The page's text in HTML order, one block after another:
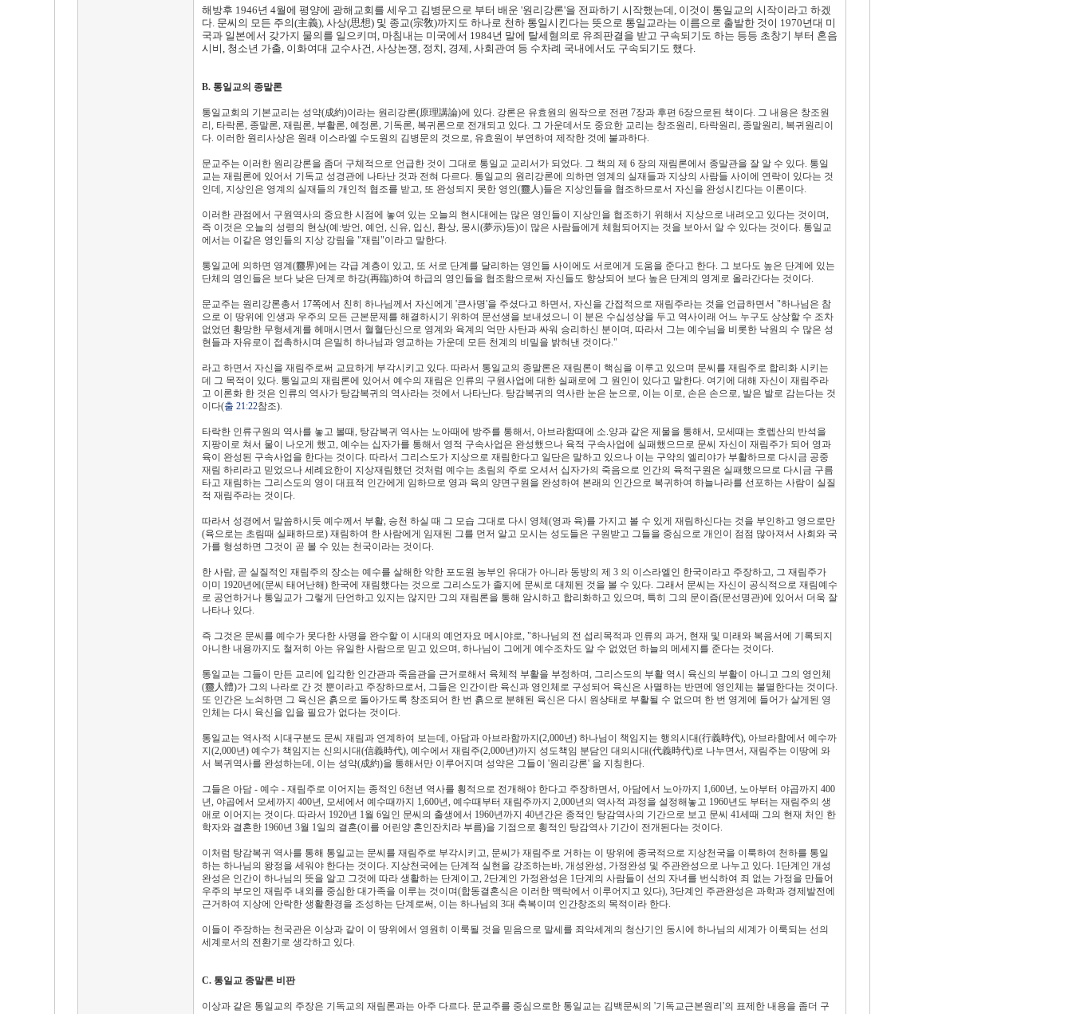
해방후 1946년 4월에 평양에 광해교회를 세우고 김병문으로 부터 배운 '원리강론'을 전파하기 시작했는데, 이것이 통일교의 시작이라고 하겠
다. 문씨의 모든 주의(主義), 사상(思想) 및 종교(宗敎)까지도 하나로 천하 통일시킨다는 뜻으로 통일교라는 이름으로 출발한 것이 1970년대 미
국과 일본에서 갖가지 물의를 일으키며, 마침내는 미국에서 1984년 말에 탈세혐의로 유죄판결을 받고 구속되기도 하는 등등 초창기 부터 혼음
시비, 청소년 가출, 이화여대 교수사건, 사상논쟁, 정치, 경제, 사회관여 등 수차례 국내에서도 구속되기도 했다.
B. 통일교의 종말론
통일교회의 기본교리는 성약(成約)이라는 원리강론(原理講論)에 있다. 강론은 유효원의 원작으로 전편 7장과 후편 6장으로된 책이다. 그 내용은 창조원
리, 타락론, 종말론, 재림론, 부활론, 예정론, 기독론, 복귀론으로 전개되고 있다. 그 가운데서도 중요한 교리는 창조원리, 타락원리, 종말원리, 복귀원리이
다. 이러한 원리사상은 원래 이스라엘 수도원의 김병문의 것으로, 유효원이 부연하여 제작한 것에 불과하다.
문교주는 이러한 원리강론을 좀더 구체적으로 언급한 것이 그대로 통일교 교리서가 되었다. 그 책의 제 6 장의 재림론에서 종말관을 잘 알 수 있다. 통일
교는 재림론에 있어서 기독교 성경관에 나타난 것과 전혀 다르다. 통일교의 원리강론에 의하면 영계의 실재들과 지상의 사람들 사이에 연락이 있다는 것
인데, 지상인은 영계의 실재들의 개인적 협조를 받고, 또 완성되지 못한 영인(靈人)들은 지상인들을 협조하므로서 자신을 완성시킨다는 이론이다.
이러한 관점에서 구원역사의 중요한 시점에 놓여 있는 오늘의 현시대에는 많은 영인들이 지상인을 협조하기 위해서 지상으로 내려오고 있다는 것이며,
즉 이것은 오늘의 성령의 현상(예:방언, 예언, 신유, 입신, 환상, 몽시(夢示)등)이 많은 사람들에게 체험되어지는 것을 보아서 알 수 있다는 것이다. 통일교
에서는 이같은 영인들의 지상 강림을 "재림"이라고 말한다.
통일교에 의하면 영계(靈界)에는 각급 계층이 있고, 또 서로 단계를 달리하는 영인들 사이에도 서로에게 도움을 준다고 한다. 그 보다도 높은 단계에 있는
단체의 영인들은 보다 낮은 단계로 하강(再臨)하여 하급의 영인들을 협조함으로써 자신들도 향상되어 보다 높은 단계의 영계로 올라간다는 것이다.
문교주는 원리강론총서 17쪽에서 친히 하나님께서 자신에게 '큰사명'을 주셨다고 하면서, 자신을 간접적으로 재림주라는 것을 언급하면서 "하나님은 참
으로 이 땅위에 인생과 우주의 모든 근본문제를 해결하시기 위하여 문선생을 보내셨으니 이 분은 수십성상을 두고 역사이래 어느 누구도 상상할 수 조차
없었던 황망한 무형세계를 헤매시면서 혈혈단신으로 영계와 육계의 억만 사탄과 싸워 승리하신 분이며, 따라서 그는 예수님을 비롯한 낙원의 수 많은 성
현들과 자유로이 접촉하시며 은밀히 하나님과 영교하는 가운데 모든 천계의 비밀을 밝혀낸 것이다."
라고 하면서 자신을 재림주로써 교묘하게 부각시키고 있다. 따라서 통일교의 종말론은 재림론이 핵심을 이루고 있으며 문씨를 재림주로 합리화 시키는
데 그 목적이 있다. 통일교의 재림론에 있어서 예수의 재림은 인류의 구원사업에 대한 실패로에 그 원인이 있다고 말한다. 여기에 대해 자신이 재림주라
고 이론화 한 것은 인류의 역사가 탕감복귀의 역사라는 것에서 나타난다. 탕감복귀의 역사란 눈은 눈으로, 이는 이로, 손은 손으로, 발은 발로 감는다는 것
이다(출 21:22참조).
타락한 인류구원의 역사를 놓고 볼때, 탕감복귀 역사는 노아때에 방주를 통해서, 아브라함때에 소.양과 같은 제물을 통해서, 모세때는 호렙산의 반석을
지팡이로 쳐서 물이 나오게 했고, 예수는 십자가를 통해서 영적 구속사업은 완성했으나 육적 구속사업에 실패했으므로 문씨 자신이 재림주가 되어 영과
육이 완성된 구속사업을 한다는 것이다. 따라서 그리스도가 지상으로 재림한다고 일단은 말하고 있으나 이는 구약의 엘리야가 부활하므로 다시금 공중
재림 하리라고 믿었으나 세례요한이 지상재림했던 것처럼 예수는 초림의 주로 오셔서 십자가의 죽음으로 인간의 육적구원은 실패했으므로 다시금 구름
타고 재림하는 그리스도의 영이 대표적 인간에게 임하므로 영과 육의 양면구원을 완성하여 본래의 인간으로 복귀하여 하늘나라를 선포하는 사람이 실질
적 재림주라는 것이다.
따라서 성경에서 말씀하시듯 예수께서 부활, 승천 하실 때 그 모습 그대로 다시 영체(영과 육)를 가지고 볼 수 있게 재림하신다는 것을 부인하고 영으로만
(육으로는 초림때 실패하므로) 재림하여 한 사람에게 임재된 그를 먼저 알고 모시는 성도들은 구원받고 그들을 중심으로 개인이 점점 많아져서 사회와 국
가를 형성하면 그것이 곧 볼 수 있는 천국이라는 것이다.
한 사람, 곧 실질적인 재림주의 장소는 예수를 살해한 악한 포도원 농부인 유대가 아니라 동방의 제 3 의 이스라엘인 한국이라고 주장하고, 그 재림주가
이미 1920년에(문씨 태어난해) 한국에 재림했다는 것으로 그리스도가 졸지에 문씨로 대체된 것을 볼 수 있다. 그래서 문씨는 자신이 공식적으로 재림예수
로 공언하거나 통일교가 그렇게 단언하고 있지는 않지만 그의 재림론을 통해 암시하고 합리화하고 있으며, 특히 그의 문이즘(문선명관)에 있어서 더욱 잘
나타나 있다.
즉 그것은 문씨를 예수가 못다한 사명을 완수할 이 시대의 예언자요 메시야로, "하나님의 전 섭리목적과 인류의 과거, 현재 및 미래와 복음서에 기록되지
아니한 내용까지도 철저히 아는 유일한 사람으로 믿고 있으며, 하나님이 그에게 예수조차도 알 수 없었던 하늘의 메세지를 준다는 것이다.
통일교는 그들이 만든 교리에 입각한 인간관과 죽음관을 근거로해서 육체적 부활을 부정하며, 그리스도의 부활 역시 육신의 부활이 아니고 그의 영인체
(靈人體)가 그의 나라로 간 것 뿐이라고 주장하므로서, 그들은 인간이란 육신과 영인체로 구성되어 육신은 사멸하는 반면에 영인체는 불멸한다는 것이다.
또 인간은 노쇠하면 그 육신은 흙으로 돌아가도록 창조되어 한 번 흙으로 분해된 육신은 다시 원상태로 부활될 수 없으며 한 번 영계에 들어가 살게된 영
인체는 다시 육신을 입을 필요가 없다는 것이다.
통일교는 역사적 시대구분도 문씨 재림과 연계하여 보는데, 아담과 아브라함까지(2,000년) 하나님이 책임지는 행의시대(行義時代), 아브라함에서 예수까
지(2,000년) 예수가 책임지는 신의시대(信義時代), 예수에서 재림주(2,000년)까지 성도책임 분담인 대의시대(代義時代)로 나누면서, 재림주는 이땅에 와
서 복귀역사를 완성하는데, 이는 성약(成約)을 통해서만 이루어지며 성약은 그들이 '원리강론' 을 지칭한다.
그들은 아담 - 예수 - 재림주로 이어지는 종적인 6천년 역사를 횡적으로 전개해야 한다고 주장하면서, 아담에서 노아까지 1,600년, 노아부터 야곱까지 400
년, 야곱에서 모세까지 400년, 모세에서 예수때까지 1,600년, 예수때부터 재림주까지 2,000년의 역사적 과정을 설정해놓고 1960년도 부터는 재림주의 생
애로 이어지는 것이다. 따라서 1920년 1월 6일인 문씨의 출생에서 1960년까지 40년간은 종적인 탕감역사의 기간으로 보고 문씨 41세때 그의 현재 처인 한
학자와 결혼한 1960년 3월 1일의 결혼(이를 어린양 혼인잔치라 부름)을 기점으로 횡적인 탕감역사 기간이 전개된다는 것이다.
이처럼 탕감복귀 역사를 통해 통일교는 문씨를 재림주로 부각시키고, 문씨가 재림주로 거하는 이 땅위에 종국적으로 지상천국을 이룩하여 천하를 통일
하는 하나님의 왕정을 세워야 한다는 것이다. 지상천국에는 단계적 실현을 강조하는바, 개성완성, 가정완성 및 주관완성으로 나누고 있다. 1단계인 개성
완성은 인간이 하나님의 뜻을 알고 그것에 따라 생활하는 단계이고, 2단계인 가정완성은 1단계의 사람들이 선의 자녀를 번식하여 죄 없는 가정을 만들어
우주의 부모인 재림주 내외를 중심한 대가족을 이루는 것이며(합동결혼식은 이러한 맥락에서 이루어지고 있다), 3단계인 주관완성은 과학과 경제발전에
근거하여 지상에 안락한 생활환경을 조성하는 단계로써, 이는 하나님의 3대 축복이며 인간창조의 목적이라 한다.
이들이 주장하는 천국관은 이상과 같이 이 땅위에서 영원히 이룩될 것을 믿음으로 말세를 죄악세계의 청산기인 동시에 하나님의 세계가 이룩되는 선의
세계로서의 전환기로 생각하고 있다.
C. 통일교 종말론 비판
이상과 같은 통일교의 주장은 기독교의 재림론과는 아주 다르다. 문교주를 중심으로한 통일교는 김백문씨의 '기독교근본원리'의 표제한 내용을 좀더 구